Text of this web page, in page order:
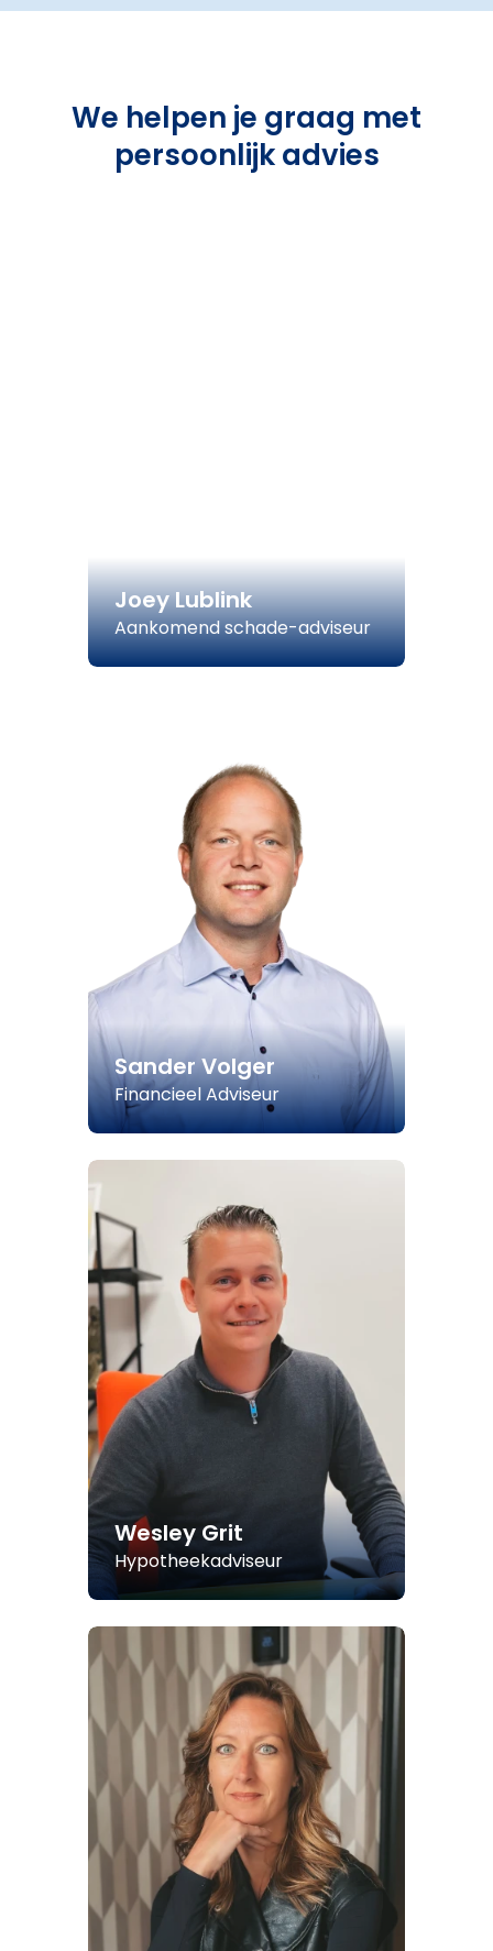
We helpen je graag met
persoonlijk advies
Joey Lublink
Aankomend schade-adviseur
Sander Volger
Financieel Adviseur
Wesley Grit
Hypotheekadviseur